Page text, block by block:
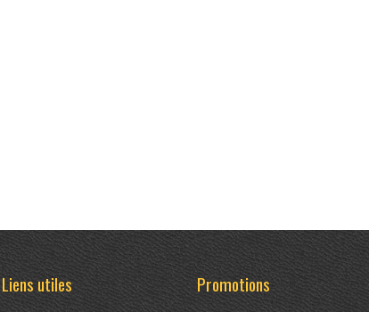
Liens utiles Promotions